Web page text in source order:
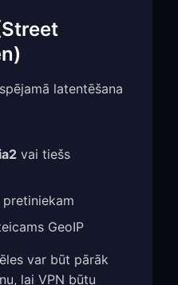
latentēšana
vai tiešs
pretiniekam
GeoIP
var būt pārāk
lai VPN būtu